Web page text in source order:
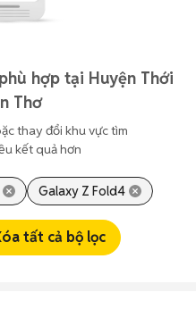
hợp tại Huyện Thới
Thơ
thay đổi khu vực tìm
kết quả hơn
Galaxy Z Fold4
tất cả bộ lọc